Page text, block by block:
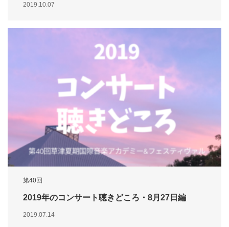
2019.10.07
第40回
2019年のコンサート聴きどころ・8月27日編
2019.07.14